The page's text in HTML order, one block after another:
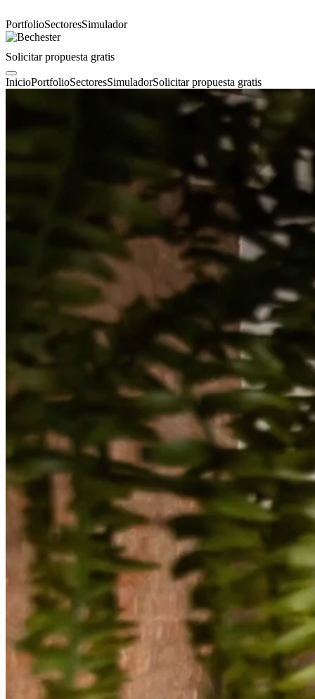
PortfolioSectoresSimulador
Solicitar propuesta gratis
InicioPortfolioSectoresSimuladorSolicitar propuesta gratis